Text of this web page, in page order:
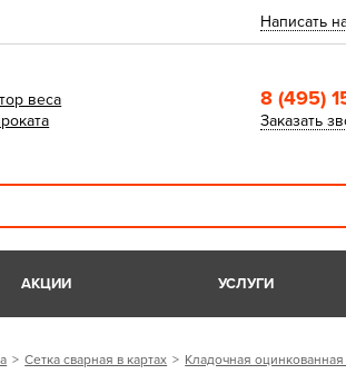
Написать
веса
8 (495)
Заказать
АКЦИИ УСЛУГИ
Сетка сварная в картах Кладочная оцинкованная